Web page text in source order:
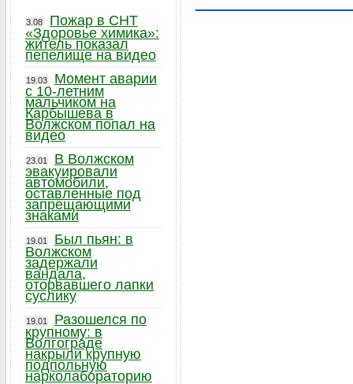
3.08
Пожар в СНТ
«Здоровье химика»:
житель показал
пепелище на видео
19.03
Момент аварии
с 10-летним
мальчиком на
Карбышева в
Волжском попал на
видео
23.01
В Волжском
эвакуировали
автомобили,
оставленные под
запрещающими
знаками
19.01
Был пьян: в
Волжском
задержали
вандала,
оторвавшего лапки
суслику
19.01
Разошелся по
крупному: в
Волгограде
накрыли крупную
подпольную
нарколабораторию